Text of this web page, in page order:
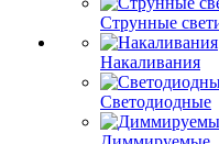
Струнные
Накаливания
Светодиодные